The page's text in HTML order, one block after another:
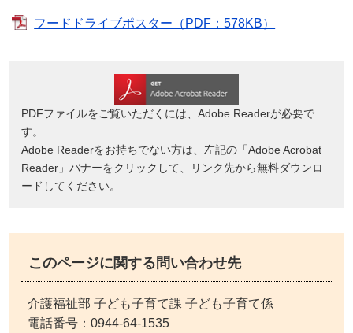
フードドライブポスター（PDF：578KB）
PDFファイルをご覧いただくには、Adobe Readerが必要で
す。
Adobe Readerをお持ちでない方は、左記の「Adobe Acrobat
Reader」バナーをクリックして、リンク先から無料ダウンロ
ードしてください。
このページに関する問い合わせ先
介護福祉部 子ども子育て課 子ども子育て係
電話番号：0944-64-1535